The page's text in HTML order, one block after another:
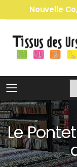
Nouvelle
Toggle
Le